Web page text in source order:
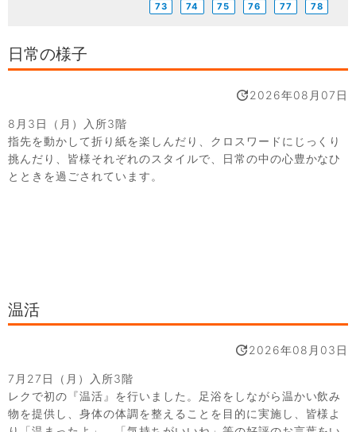
73 74 75 76 77 78
日常の様子
2026年08月07日
8月3日（月）入所3階
指先を動かして折り紙を楽しんだり、クロスワードにじっくり
挑んだり、皆様それぞれのスタイルで、日常の中の心豊かなひ
とときを過ごされています。
温活
2026年08月03日
7月27日（月）入所3階
レクで初の『温活』を行いました。足浴をしながら温かい飲み
物を提供し、身体の体調を整えることを目的に実施し、皆様よ